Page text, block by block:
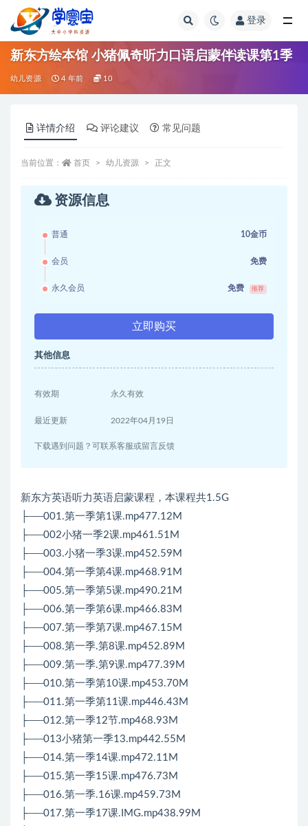
登录
新东方绘本馆 小猪佩奇听力口语启蒙伴读课第1季
幼儿资源 4 年前 10
详情介绍 评论建议 常见问题
当前位置： 首页 幼儿资源 正文
资源信息
普通 10金币
会员 免费
永久会员 免费 推荐
立即购买
其他信息
有效期 永久有效
最近更新 2022年04月19日
下载遇到问题？可联系客服或留言反馈
新东方英语听力英语启蒙课程，本课程共1.5G
├──001.第一季第1课.mp477.12M
├──002小猪一季2课.mp461.51M
├──003.小猪一季3课.mp452.59M
├──004.第一季第4课.mp468.91M
├──005.第一季第5课.mp490.21M
├──006.第一季第6课.mp466.83M
├──007.第一季第7课.mp467.15M
├──008.第一季.第8课.mp452.89M
├──009.第一季.第9课.mp477.39M
├──010.第一季第10课.mp453.70M
├──011.第一季第11课.mp446.43M
├──012.第一季12节.mp468.93M
├──013小猪第一季13.mp442.55M
├──014.第一季14课.mp472.11M
├──015.第一季15课.mp476.73M
├──016.第一季.16课.mp459.73M
├──017.第一季17课.IMG.mp438.99M
全部